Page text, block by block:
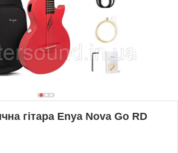
гітара Enya Nova Go RD